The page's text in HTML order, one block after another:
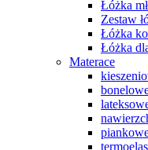
Łóżka
Zestaw
Łóżka
Łóżka
Materace